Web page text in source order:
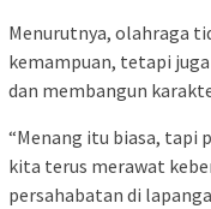
Menurutnya, olahraga
kemampuan, tetapi
dan membangun
“Menang itu biasa, tapi
kita terus merawat
persahabatan di